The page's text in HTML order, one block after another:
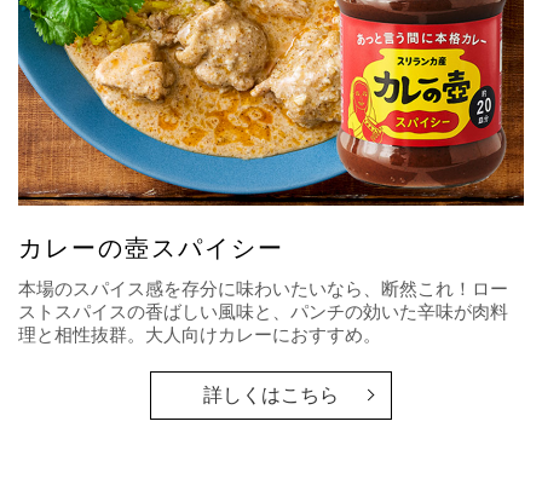
カレーの壺スパイシー
本場のスパイス感を存分に味わいたいなら、断然これ！ロー
ストスパイスの香ばしい風味と、パンチの効いた辛味が肉料
理と相性抜群。大人向けカレーにおすすめ。
詳しくはこちら